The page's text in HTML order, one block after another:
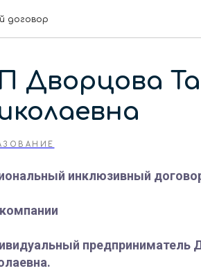
договор
Дворцова
инклюзивный
предприниматель